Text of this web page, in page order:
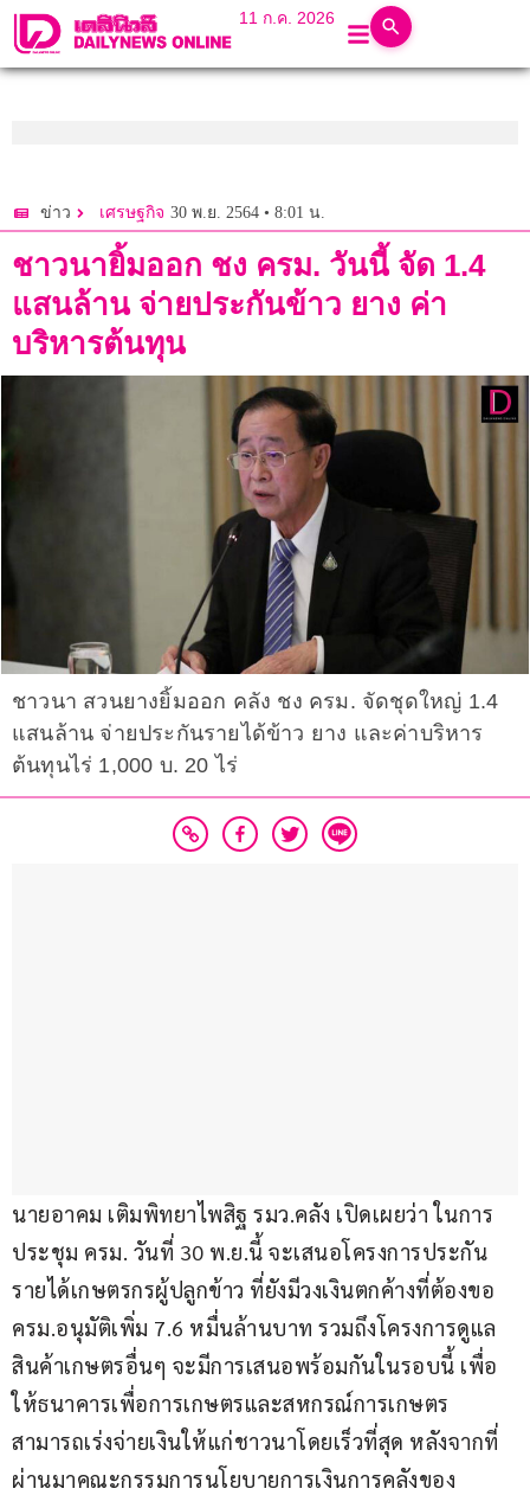
11 ก.ค. 2026
ข่าว เศรษฐกิจ 30 พ.ย. 2564 • 8:01 น.
ชาวนายิ้มออก ชง ครม. วันนี้ จัด 1.4
แสนล้าน จ่ายประกันข้าว ยาง ค่า
บริหารต้นทุน
ชาวนา สวนยางยิ้มออก คลัง ชง ครม. จัดชุดใหญ่ 1.4
แสนล้าน จ่ายประกันรายได้ข้าว ยาง และค่าบริหาร
ต้นทุนไร่ 1,000 บ. 20 ไร่
นายอาคม เติมพิทยาไพสิฐ รมว.คลัง เปิดเผยว่า ในการ
ประชุม ครม. วันที่ 30 พ.ย.นี้ จะเสนอโครงการประกัน
รายได้เกษตรกรผู้ปลูกข้าว ที่ยังมีวงเงินตกค้างที่ต้องขอ
ครม.อนุมัติเพิ่ม 7.6 หมื่นล้านบาท รวมถึงโครงการดูแล
สินค้าเกษตรอื่นๆ จะมีการเสนอพร้อมกันในรอบนี้ เพื่อ
ให้ธนาคารเพื่อการเกษตรและสหกรณ์การเกษตร
สามารถเร่งจ่ายเงินให้แก่ชาวนาโดยเร็วที่สุด หลังจากที่
ผ่านมาคณะกรรมการนโยบายการเงินการคลังของ